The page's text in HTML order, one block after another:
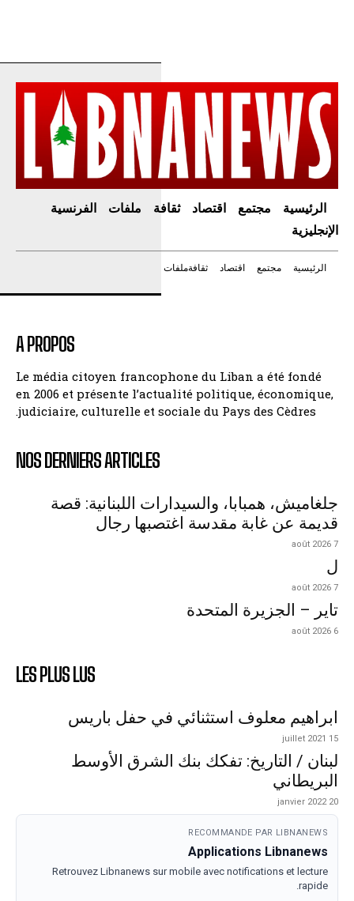
الرئيسية مجتمع اقتصاد ثقافة ملفات
الفرنسية
الإنجليزية
الرئيسية مجتمع اقتصاد ثقافةملفات
A PROPOS
Le média citoyen francophone du Liban a été fondé
en 2006 et présente l’actualité politique, économique,
judiciaire, culturelle et sociale du Pays des Cèdres.
NOS DERNIERS ARTICLES
جلغاميش، همبابا، والسيدارات اللبنانية: قصة
قديمة عن غابة مقدسة اغتصبها رجال
7 août 2026
ل
7 août 2026
تاير – الجزيرة المتحدة
6 août 2026
LES PLUS LUS
ابراهيم معلوف استثنائي في حفل باريس
15 juillet 2021
لبنان / التاريخ: تفكك بنك الشرق الأوسط
البريطاني
20 janvier 2022
RECOMMANDE PAR LIBNANEWS
Applications Libnanews
Retrouvez Libnanews sur mobile avec notifications et lecture
rapide.